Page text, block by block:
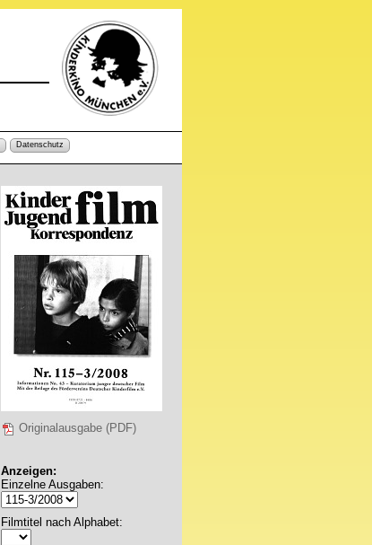
Datenschutz
Originalausgabe (PDF)
Anzeigen:
Einzelne Ausgaben:
Filmtitel nach Alphabet: